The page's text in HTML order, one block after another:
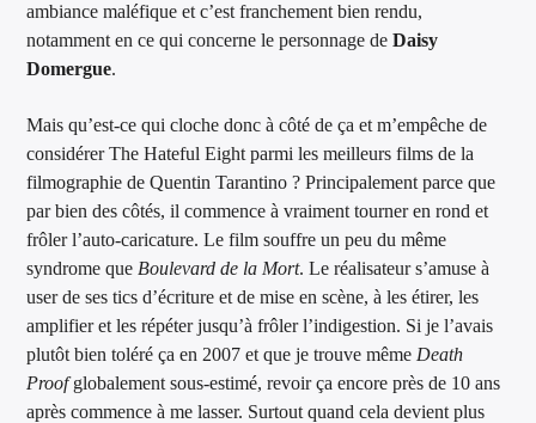
ambiance maléfique et c’est franchement bien rendu,
notamment en ce qui concerne le personnage deDaisy
Domergue.
Mais qu’est-ce qui cloche donc à côté de ça et m’empêche de
considérer The Hateful Eight parmi les meilleurs films de la
filmographie de Quentin Tarantino ? Principalement parce que
par bien des côtés, il commence à vraiment tourner en rond et
frôler l’auto-caricature. Le film souffre un peu du même
syndrome que Boulevard de la Mort. Le réalisateur s’amuse à
user de ses tics d’écriture et de mise en scène, à les étirer, les
amplifier et les répéter jusqu’à frôler l’indigestion. Si je l’avais
plutôt bien toléré ça en 2007 et que je trouve même Death
Proofglobalement sous-estimé, revoir ça encore près de 10 ans
après commence à me lasser. Surtout quand cela devient plus